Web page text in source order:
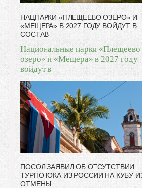
НАЦПАРКИ «ПЛЕЩЕЕВО ОЗЕРО» И
«МЕЩЕРА» В 2027 ГОДУ ВОЙДУТ В
СОСТАВ
Национальные парки «Плещеево
озеро» и «Мещера» в 2027 году
войдут в
ПОСОЛ ЗАЯВИЛ ОБ ОТСУТСТВИИ
ТУРПОТОКА ИЗ РОССИИ НА КУБУ
ОТМЕНЫ